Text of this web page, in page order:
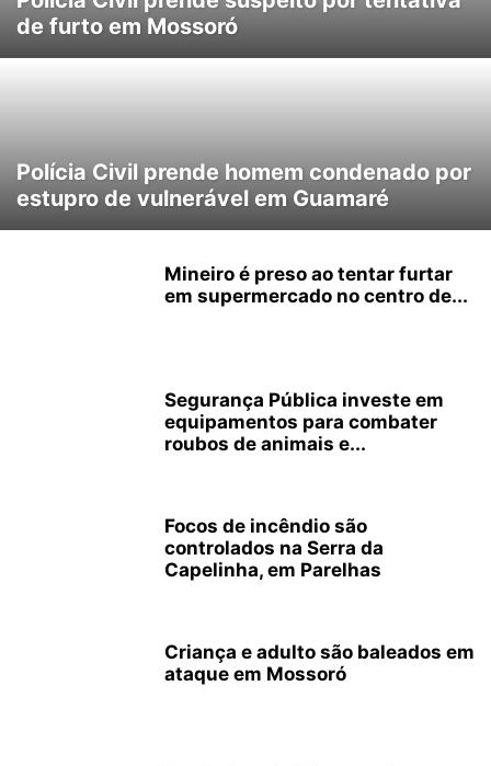
de furto em Mossoró
Polícia Civil prende homem condenado por
estupro de vulnerável em Guamaré
Mineiro é preso ao tentar furtar
em supermercado no centro de...
Segurança Pública investe em
equipamentos para combater
roubos de animais e...
Focos de incêndio são
controlados na Serra da
Capelinha, em Parelhas
Criança e adulto são baleados em
ataque em Mossoró